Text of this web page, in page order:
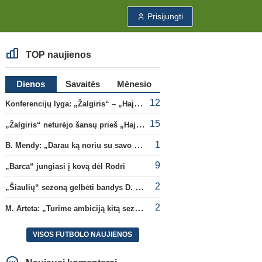
Prisijungti
TOP naujienos
Dienos Savaitės
Mėnesio
Konferencijų lyga: „Žalgiris“ – „Hajduk“ (rungtynės tiesiogiai)
12
„Žalgiris“ neturėjo šansų prieš „Hajduk“ 15
B. Mendy: „Darau ką noriu su savo pasaulio čempionato titulu“ 1
„Barca“ jungiasi į kovą dėl Rodri 9
„Šiaulių“ sezoną gelbėti bandys D. Lastauskas 2
M. Arteta: „Turime ambiciją kitą sezoną kovoti dėl visų titulų“ 2
VISOS FUTBOLO NAUJIENOS